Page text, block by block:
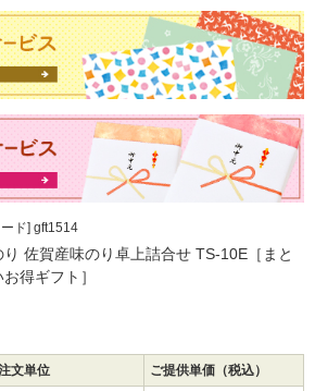
ド] gft1514
り 佐賀産味のり卓上詰合せ TS-10E［まと
得ギフト］
文単位 ご提供単価（税込）